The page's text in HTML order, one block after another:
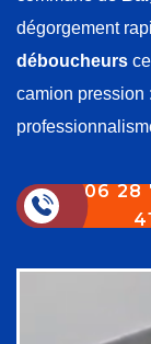
dégorgement
déboucheurs
camion pression
06 28